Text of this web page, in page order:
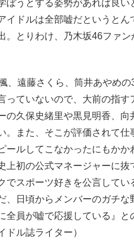
ぼうとする姿勢があれば良い
イドルは全部嘘だというと
。とりわけ、乃木坂46ファ
、遠藤さくら、筒井あやめ
っていないので、大前の指
の久保史緒里や黒見明香、向
。また、そこが評価されて
ールしてこなかったにもかか
上初の公式マネージャーに抜
でスポーツ好きを公言して
、日頃からメンバーのガチ
全員が嘘で応援している』
ドル誌ライター）